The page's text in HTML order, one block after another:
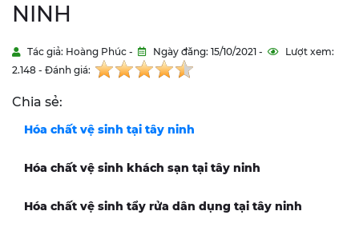
NINH
Tác giả: Hoàng Phúc - Ngày đăng: 15/10/2021 -
Lượt xem:
2.148 - Đánh giá:
Chia sẻ:
Hóa chất vệ sinh tại tây ninh
Hóa chất vệ sinh khách sạn tại tây ninh
Hóa chất vệ sinh tẩy rửa dân dụng tại tây ninh